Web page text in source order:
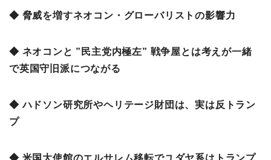
◆ 脅威を増すネオコン・グローバリストの影響力
◆ ネオコンと ”民主党内極左” 戦争屋とは考えが一緒
で英国守旧派につながる
◆ ハドソン研究所やヘリテージ財団は、実は反トラン
プ
◆ 米国大使館のエルサレム移転でユダヤ系はトランプ